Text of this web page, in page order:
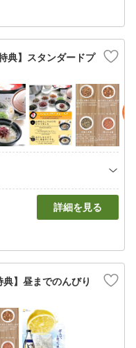
典】スタンダードプ
詳細を見る
典】昼までのんびり